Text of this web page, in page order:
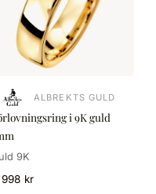
ALBREKTS GULD
i 9K guld
9K
kr